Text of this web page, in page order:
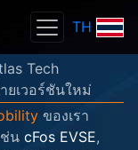
TH
Tech
ยเวอร์ชันใหม่
ของเรา
น cFos EVSE,